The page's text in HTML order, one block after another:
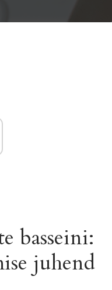
basseini:
juhend